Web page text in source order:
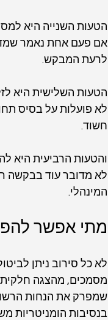
הטעות השנייה היא
אם פעם אחת נאמר
לרעת המבקש.
הטעות השלישית היא
לא פועלות על בסיס
חשוד.
והטעות הרביעית היא
לא מדובר עוד בבקשה
המינהלי.
מתי אפשר
לא כל סירוב ניתן
מסמכים, מהצגה
שמפרק את הנחות
בנסיבות הומניטריות